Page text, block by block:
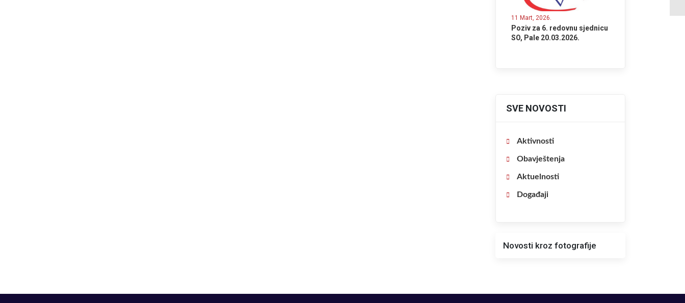
11 Mart, 2026.
Poziv za 6. redovnu sjednicu
SO, Pale 20.03.2026.
SVE NOVOSTI
Aktivnosti
Obavještenja
Aktuelnosti
Događaji
Novosti kroz fotografije
28.3.2023